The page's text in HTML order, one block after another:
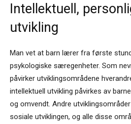
Intellektuell,
utvikling
Man vet at barn lærer fra første
psykologiske særegenheter. Som
påvirker utviklingsområdene
intellektuell utvikling påvirkes av
og omvendt. Andre
sosiale utviklingen, og alle disse